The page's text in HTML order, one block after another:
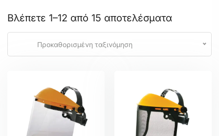
Βλέπετε 1–12 από 15 αποτελέσματα
Προκαθορισμένη ταξινόμηση